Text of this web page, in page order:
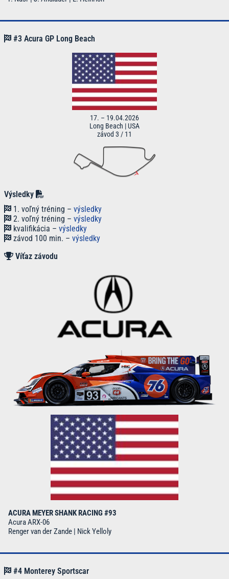
#3 Acura GP Long Beach
17. – 19.04.2026
Long Beach | USA
závod 3 / 11
Výsledky
1. voľný tréning – výsledky
2. voľný tréning – výsledky
kvalifikácia – výsledky
závod 100 min. – výsledky
Víťaz závodu
ACURA MEYER SHANK RACING #93
Acura ARX-06
Renger van der Zande | Nick Yelloly
#4 Monterey Sportscar